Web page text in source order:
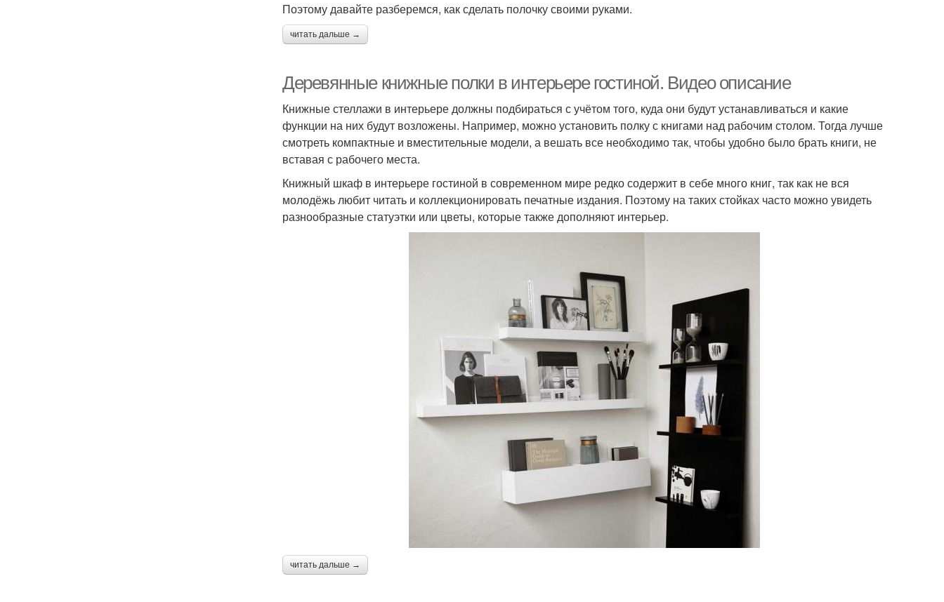
Поэтому давайте разберемся, как сделать полочку своими руками.
читать дальше →
Деревянные книжные полки в интерьере гостиной. Видео описание
Книжные стеллажи в интерьере должны подбираться с учётом того, куда они будут устанавливаться и какие
функции на них будут возложены. Например, можно установить полку с книгами над рабочим столом. Тогда лучше
смотреть компактные и вместительные модели, а вешать все необходимо так, чтобы удобно было брать книги, не
вставая с рабочего места.
Книжный шкаф в интерьере гостиной в современном мире редко содержит в себе много книг, так как не вся
молодёжь любит читать и коллекционировать печатные издания. Поэтому на таких стойках часто можно увидеть
разнообразные статуэтки или цветы, которые также дополняют интерьер.
читать дальше →